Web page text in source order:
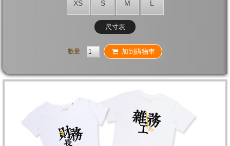
XS S M L
尺寸表
數量: 加到購物車